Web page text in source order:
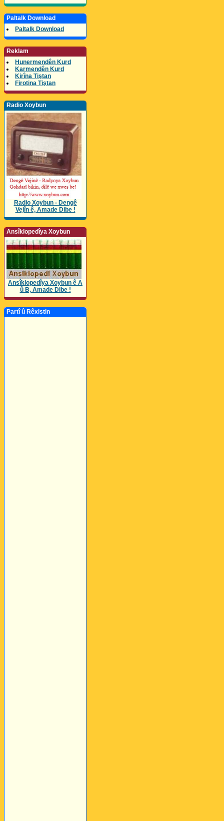
Paltalk Download
Paltalk Download
Reklam
Hunermendên Kurd
Karmendên Kurd
Kirîna Tiştan
Firotina Tiştan
Radio Xoybun
Radio Xoybun - Dengê
Vejîn ê, Amade Dibe !
Ansîklopedîya Xoybun
Ansîklopedîya Xoybun ê A
û B, Amade Dibe !
Partî û Rêxistin